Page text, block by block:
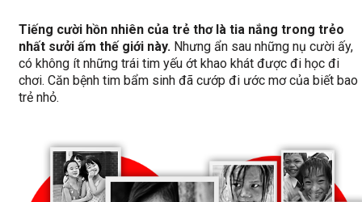
Tiếng cười hồn nhiên của trẻ thơ là tia nắng trong trẻo
nhất sưởi ấm thế giới này. Nhưng ẩn sau những nụ cười ấy,
có không ít những trái tim yếu ớt khao khát được đi học đi
chơi. Căn bệnh tim bẩm sinh đã cướp đi ước mơ của biết bao
trẻ nhỏ.